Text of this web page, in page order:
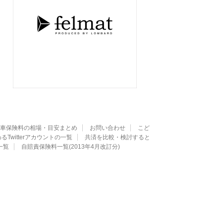
保険料の相場・目安まとめ お問い合わせ
こど
Twitterアカウントの一覧
共済を比較・検討すると
覧
自賠責保険料一覧(2013年4月改訂分)